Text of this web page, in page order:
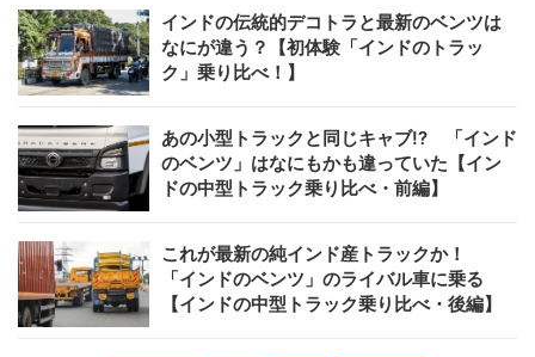
インドの伝統的デコトラと最新のベンツは
なにが違う？【初体験「インドのトラッ
ク」乗り比べ！】
あの小型トラックと同じキャブ!? 「インド
のベンツ」はなにもかも違っていた【イン
ドの中型トラック乗り比べ・前編】
これが最新の純インド産トラックか！
「インドのベンツ」のライバル車に乗る
【インドの中型トラック乗り比べ・後編】